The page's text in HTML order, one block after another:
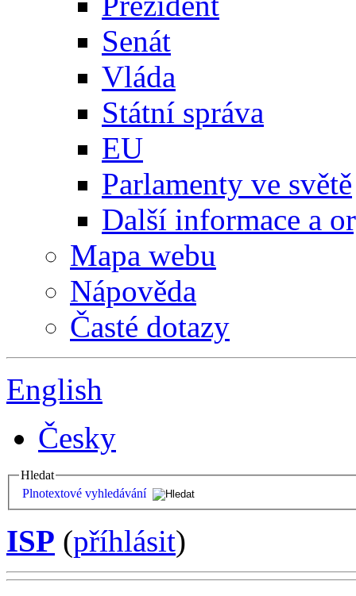
Senát
Vláda
Státní správa
EU
Parlamenty ve světě
Další informace a
Mapa webu
Nápověda
Časté dotazy
English
Česky
Hledat
Plnotextové vyhledávání
ISP (příhlásit)